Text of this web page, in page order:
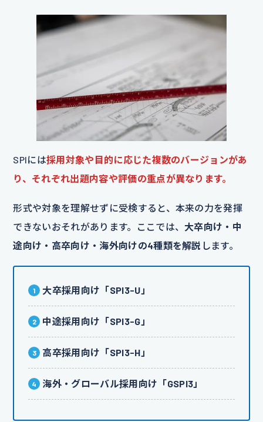
SPIには採用対象や目的に応じた複数のバージョンがあ
り、それぞれ出題内容や評価の重点が異なります。
形式や対象を理解せずに受検すると、本来の力を発揮
できないおそれがあります。ここでは、大卒向け・中
途向け・高卒向け・海外向けの4種類を解説 します。
大卒採用向け「SPI3-U」
中途採用向け「SPI3-G」
高卒採用向け「SPI3-H」
海外・グローバル採用向け「GSPI3」